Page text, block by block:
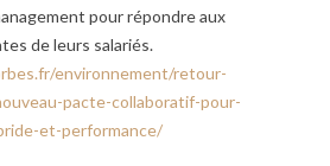
pour répondre aux
de leurs salariés.
environnement/retour-
pacte-collaboratif-pour-
et-performance/